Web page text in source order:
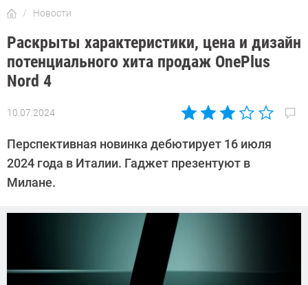
Новости
Раскрыты характеристики, цена и дизайн
потенциального хита продаж OnePlus
Nord 4
10.07.2024
Автор:
Калашников
Перспективная новинка дебютирует 16 июля
2024 года в Италии. Гаджет презентуют в
Милане.